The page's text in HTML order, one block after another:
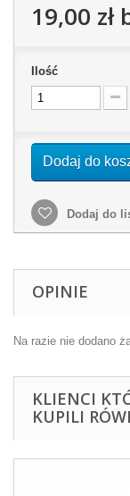
19,00 zł
Ilość
Dodaj do
Dodaj do
OPINIE
Na razie nie dodano
KLIENCI
KUPILI